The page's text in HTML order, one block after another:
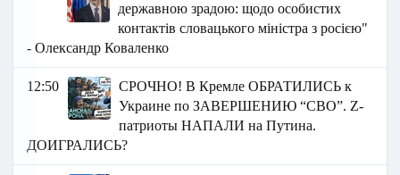
державною зрадою: щодо особистих
контактів словацького міністра з росією"
- Олександр Коваленко
12:50
СРОЧНО! В Кремле ОБРАТИЛИСЬ к
Украине по ЗАВЕРШЕНИЮ “СВО”. Z-
патриоты НАПАЛИ на Путина.
ДОИГРАЛИСЬ?